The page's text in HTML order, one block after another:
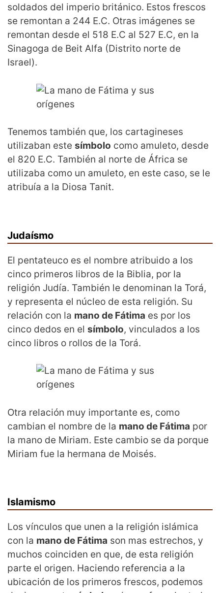
soldados del imperio británico. Estos frescos
se remontan a 244 E.C. Otras imágenes se
remontan desde el 518 E.C al 527 E.C, en la
Sinagoga de Beit Alfa (Distrito norte de
Israel).
Tenemos también que, los cartagineses
utilizaban este símbolo como amuleto, desde
el 820 E.C. También al norte de África se
utilizaba como un amuleto, en este caso, se le
atribuía a la Diosa Tanit.
Judaísmo
El pentateuco es el nombre atribuido a los
cinco primeros libros de la Biblia, por la
religión Judía. También le denominan la Torá,
y representa el núcleo de esta religión. Su
relación con la mano de Fátima es por los
cinco dedos en el símbolo, vinculados a los
cinco libros o rollos de la Torá.
Otra relación muy importante es, como
cambian el nombre de la mano de Fátima por
la mano de Miriam. Este cambio se da porque
Miriam fue la hermana de Moisés.
Islamismo
Los vínculos que unen a la religión islámica
con la mano de Fátima son mas estrechos, y
muchos coinciden en que, de esta religión
parte el origen. Haciendo referencia a la
ubicación de los primeros frescos, podemos